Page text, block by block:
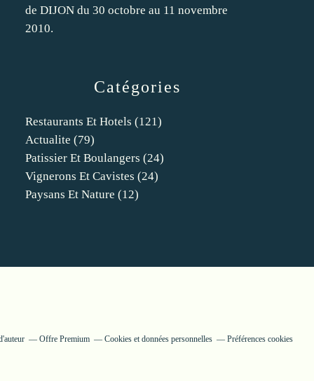
Catégories
Restaurants Et Hotels (121)
Actualite (79)
Patissier Et Boulangers (24)
Vignerons Et Cavistes (24)
Paysans Et Nature (12)
de DIJON du 30 octobre au 11 novembre
2010.
Offre Premium Cookies et données personnelles Préférences cookies